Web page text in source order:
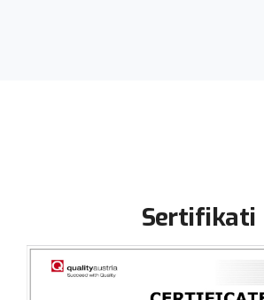
Sertifikati